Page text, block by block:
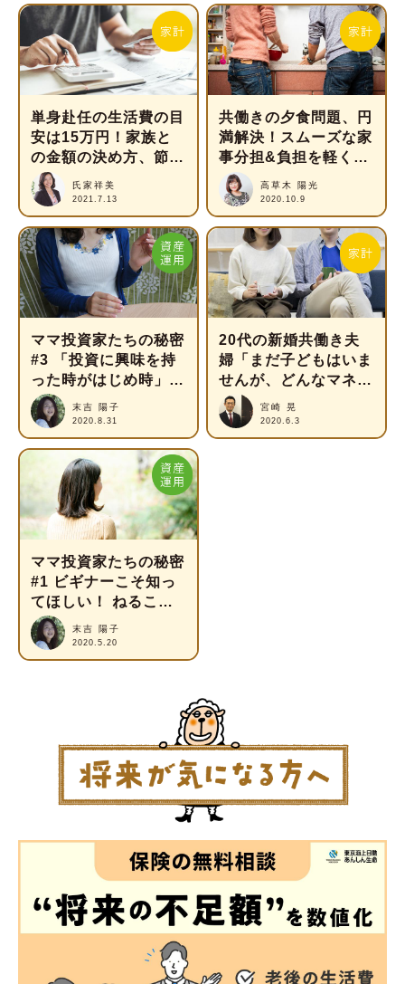
単身赴任の生活費の目
安は15万円！家族と
の金額の決め方、節約
方法をプロが解説
氏家祥美
2021.7.13
共働きの夕食問題、円
満解決！スムーズな家
事分担&負担を軽くす
る16のテクニック
高草木 陽光
2020.10.9
ママ投資家たちの秘密
#3 「投資に興味を持
った時がはじめ時」ワ
ーママブロガー・よも
ぎさんの投資術
末吉 陽子
2020.8.31
20代の新婚共働き夫
婦「まだ子どもはいま
せんが、どんなマネー
プランを立てるべきで
すか？」
宮崎 晃
2020.6.3
ママ投資家たちの秘密
#1 ビギナーこそ知っ
てほしい！ ねるこさ
んのほったらかし投資
術
末吉 陽子
2020.5.20